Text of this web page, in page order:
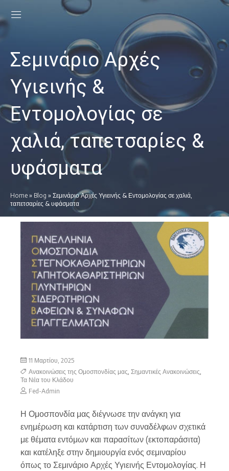
Σεμινάριο Αρχές
Υγιεινής &
Εντομολογίας σε
χαλιά, ταπετσαρίες &
υφάσματα
Home » Blog » Σεμινάριο Αρχές Υγιεινής & Εντομολογίας σε χαλιά,
ταπετσαρίες & υφάσματα
11 Μαρτίου, 2025
Ανακοινώσεις της Ομοσπονδίας μας, Σημαντικές Ανακοινώσεις,
Τα Νέα του Κλάδου
Fed-Admin
Η Ομοσπονδία μας διέγνωσε την ανάγκη για
ενημέρωση και κατάρτιση των συναδέλφων σχετικά
με θέματα εντόμων και παρασίτων (εκτοπαράσιτα)
και κατέληξε στην δημιουργία ενός σεμιναρίου
όπως το Σεμινάριο Αρχές Υγιεινής Εντομολογίας. Η